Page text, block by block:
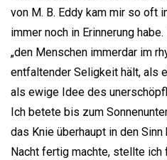
von M. B. Eddy kam mir so oft
immer noch in Erinnerung
„den Menschen immerdar im
entfaltender Seligkeit hält, als
als ewige Idee des
Ich betete bis zum
das Knie überhaupt in den
Nacht fertig machte, stellte